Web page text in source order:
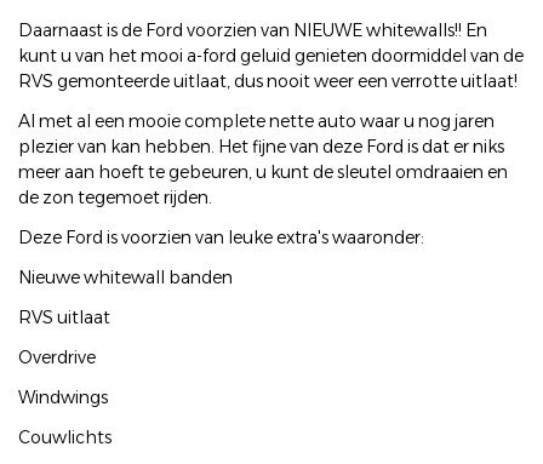
Daarnaast is de Ford voorzien van NIEUWE whitewalls!! En
kunt u van het mooi a-ford geluid genieten doormiddel van de
RVS gemonteerde uitlaat, dus nooit weer een verrotte uitlaat!
Al met al een mooie complete nette auto waar u nog jaren
plezier van kan hebben. Het fijne van deze Ford is dat er niks
meer aan hoeft te gebeuren, u kunt de sleutel omdraaien en
de zon tegemoet rijden.
Deze Ford is voorzien van leuke extra's waaronder:
Nieuwe whitewall banden
RVS uitlaat
Overdrive
Windwings
Couwlichts